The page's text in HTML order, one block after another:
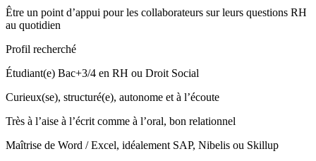
Être un point d’appui pour les collaborateurs sur leurs questions RH
au quotidien
Profil recherché
Étudiant(e) Bac+3/4 en RH ou Droit Social
Curieux(se), structuré(e), autonome et à l’écoute
Très à l’aise à l’écrit comme à l’oral, bon relationnel
Maîtrise de Word / Excel, idéalement SAP, Nibelis ou Skillup